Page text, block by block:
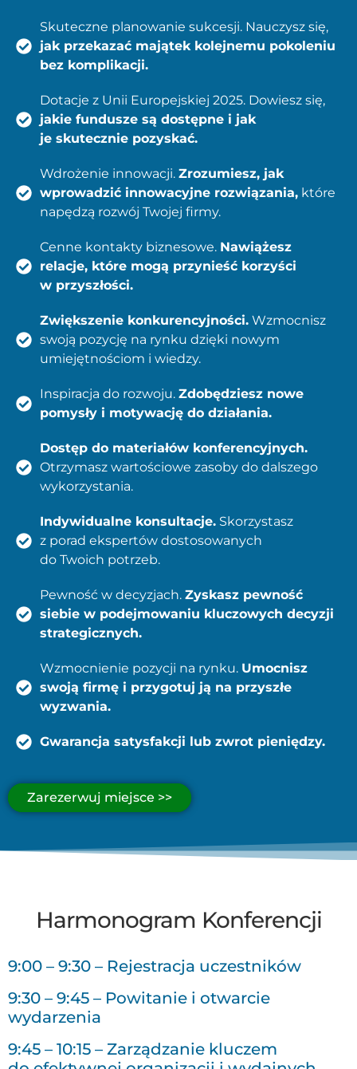
Skuteczne planowanie sukcesji. Nauczysz się,
jak przekazać majątek kolejnemu pokoleniu
bez komplikacji.
Dotacje z Unii Europejskiej 2025. Dowiesz się,
jakie fundusze są dostępne i jak
je skutecznie pozyskać.
Wdrożenie innowacji. Zrozumiesz, jak
wprowadzić innowacyjne rozwiązania, które
napędzą rozwój Twojej firmy.
Cenne kontakty biznesowe. Nawiążesz
relacje, które mogą przynieść korzyści
w przyszłości.
Zwiększenie konkurencyjności. Wzmocnisz
swoją pozycję na rynku dzięki nowym
umiejętnościom i wiedzy.
Inspiracja do rozwoju. Zdobędziesz nowe
pomysły i motywację do działania.
Dostęp do materiałów konferencyjnych.
Otrzymasz wartościowe zasoby do dalszego
wykorzystania.
Indywidualne konsultacje. Skorzystasz
z porad ekspertów dostosowanych
do Twoich potrzeb.
Pewność w decyzjach. Zyskasz pewność
siebie w podejmowaniu kluczowych decyzji
strategicznych.
Wzmocnienie pozycji na rynku. Umocnisz
swoją firmę i przygotuj ją na przyszłe
wyzwania.
Gwarancja satysfakcji lub zwrot pieniędzy.
Zarezerwuj miejsce >>
Harmonogram Konferencji
9:00 – 9:30 – Rejestracja uczestników
9:30 – 9:45 – Powitanie i otwarcie
wydarzenia
9:45 – 10:15 – Zarządzanie kluczem